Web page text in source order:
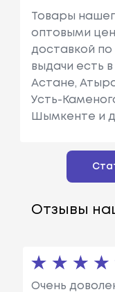
Товары
оптовыми
доставкой
выдачи есть
Астане,
Усть-
Шымкенте и
Отзывы
Очень